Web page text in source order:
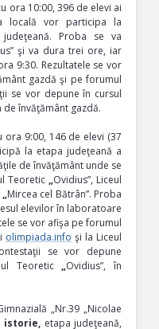
ora 10:00, 396 de elevi ai
locală vor participa la
Proba se va
şi va dura trei ore, iar
9:30. Rezultatele se vor
gazdă şi pe forumul
se vor depune în cursul
de învăţământ gazdă.
ora 9:00, 146 de elevi (37
la etapa judeţeană a
de învăţământ unde se
Teoretic „Ovidius”, Liceul
„Mircea cel Bătrân”. Proba
elevilor în laboratoare
se vor afişa pe forumul
olimpiada.info şi la Liceul
se vor depune
Teoretic„Ovidius”, în
„Nr.39 „Nicolae
istorie, etapa judeţeană,